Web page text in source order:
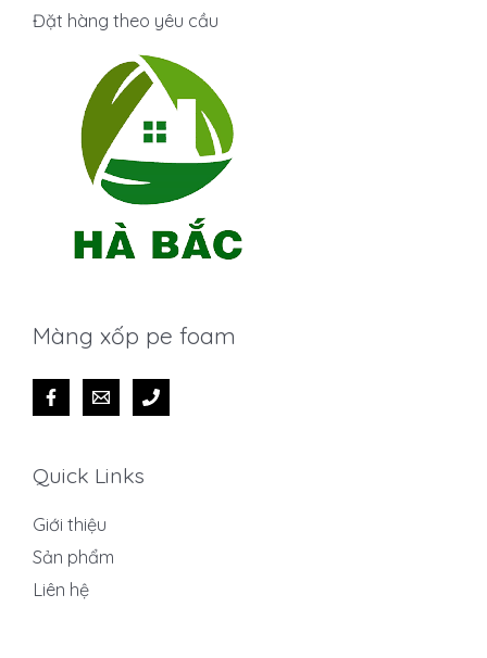
Đặt hàng theo yêu cầu
Màng xốp pe foam
Quick Links
Giới thiệu
Sản phẩm
Liên hệ